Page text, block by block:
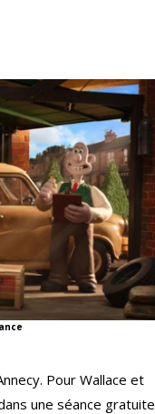
Pour Wallace et
une séance gratuite